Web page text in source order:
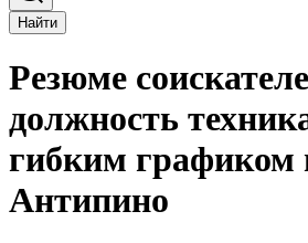
Найти
Резюме
должность
гибким графиком
Антипино